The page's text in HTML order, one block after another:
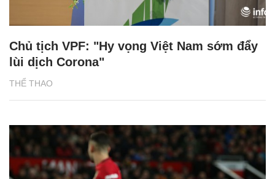
THỂ THAO
Chủ tịch VPF: "Hy vọng Việt Nam sớm đẩy
lùi dịch Corona"